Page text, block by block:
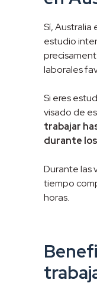
Sí, Australia
estudio
laborales
Si eres
visado de
trabajar
durante
Durante las
tiempo
horas.